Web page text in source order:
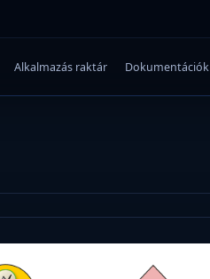
Alkalmazás raktár Dokumentációk